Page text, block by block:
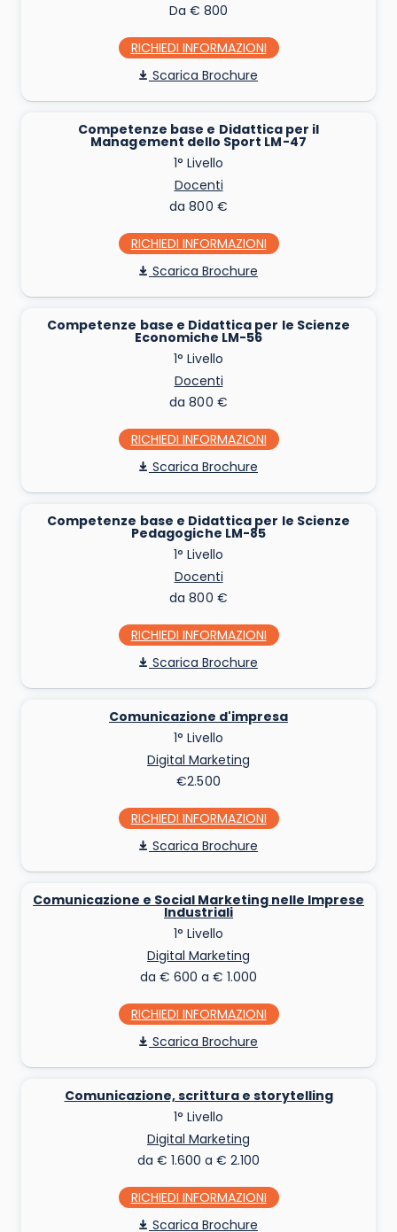
Da € 800
RICHIEDI INFO
Scarica Brochure
Competenze base e Didattica per il
Management dello Sport LM-47
1° Livello
Docenti
da 800 €
RICHIEDI INFO
Scarica Brochure
Competenze base e Didattica per le Scienze
Economiche LM-56
1° Livello
Docenti
da 800 €
RICHIEDI INFO
Scarica Brochure
Competenze base e Didattica per le Scienze
Pedagogiche LM-85
1° Livello
Docenti
da 800 €
RICHIEDI INFO
Scarica Brochure
Comunicazione d'impresa
1° Livello
Digital Marketing
€2.500
RICHIEDI INFO
Scarica Brochure
Comunicazione e Social Marketing nelle Imprese
Industriali
1° Livello
Digital Marketing
da € 600 a € 1.000
RICHIEDI INFO
Scarica Brochure
Comunicazione, scrittura e storytelling
1° Livello
Digital Marketing
da € 1.600 a € 2.100
RICHIEDI INFO
Scarica Brochure